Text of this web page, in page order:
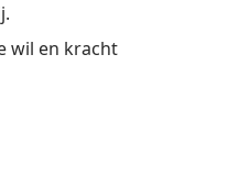
wil en kracht